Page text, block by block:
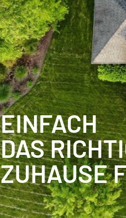
EINFACH
DAS
ZUHAUSE